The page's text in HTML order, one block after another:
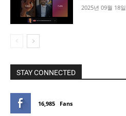
2025년 09월 18일
STAY CONNECTED
16,985 Fans